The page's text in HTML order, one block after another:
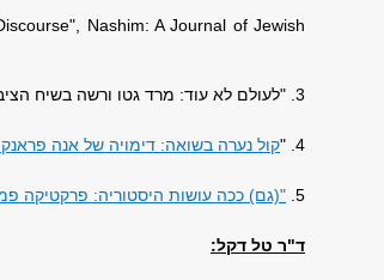
Nashim: A Journal of Jewish
3. "לעולם לא עוד: מרד גטו ורשה בשיח הציבורי הישראלי מהפרספקטיבה של המגדר",
4. " קול נערה בשואה: דימויה של אנה פראנק
5. "(גם) ככה עושות היסטוריה: פרקטיקה
ד"ר טל דקל: